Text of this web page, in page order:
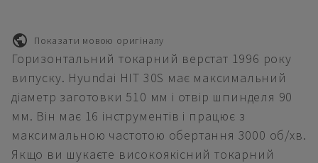
Показати мовою оригіналу
Горизонтальний токарний верстат 1996 року
випуску. Hyundai HIT 30S має максимальний
діаметр заготовки 510 мм і отвір шпинделя 90
мм. Він має 16 інструментів і працює з
максимальною частотою обертання 3000 об/хв.
Якщо ви шукаєте високоякісний токарний